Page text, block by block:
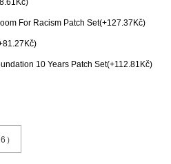
For Racism Patch Set(+127.37Kč)
10 Years Patch Set(+112.81Kč)
）